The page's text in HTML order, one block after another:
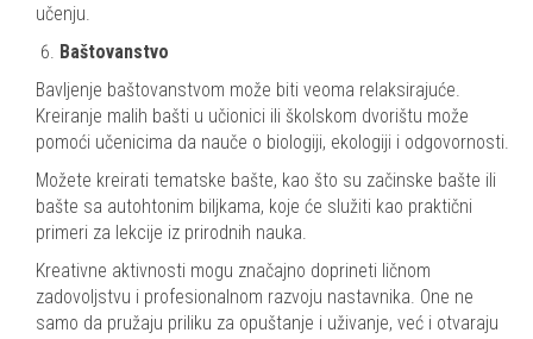
učenju.
Baštovanstvo
Bavljenje baštovanstvom može biti veoma relaksirajuće.
Kreiranje malih bašti u učionici ili školskom dvorištu može
pomoći učenicima da nauče o biologiji, ekologiji i odgovornosti.
Možete kreirati tematske bašte, kao što su začinske bašte ili
bašte sa autohtonim biljkama, koje će služiti kao praktični
primeri za lekcije iz prirodnih nauka.
Kreativne aktivnosti mogu značajno doprineti ličnom
zadovoljstvu i profesionalnom razvoju nastavnika. One ne
samo da pružaju priliku za opuštanje i uživanje, već i otvaraju